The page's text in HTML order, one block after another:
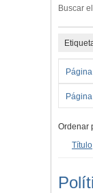
Buscar
Ordenar
Título